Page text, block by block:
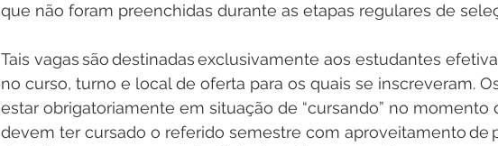
que não foram preenchidas durante as etapas regulares de
Tais vagas são destinadas exclusivamente aos estudantes
no curso, turno e local de oferta para os quais se inscreveram.
estar obrigatoriamente em situação de “cursando” no momento
devem ter cursado o referido semestre com aproveitamento de